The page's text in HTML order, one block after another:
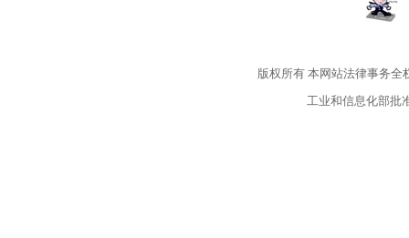
版权所有本网站法律事务全
工业和信息化部批